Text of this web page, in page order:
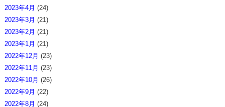
2023年4月 (24)
2023年3月 (21)
2023年2月 (21)
2023年1月 (21)
2022年12月 (23)
2022年11月 (23)
2022年10月 (26)
2022年9月 (22)
2022年8月 (24)